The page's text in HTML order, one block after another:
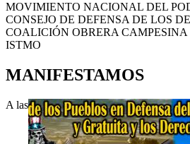
MOVIMIENTO NACIONAL DEL
CONSEJO DE DEFENSA DE LOS
COALICIÓN OBRERA
ISTMO
MANIFESTAMOS
A las